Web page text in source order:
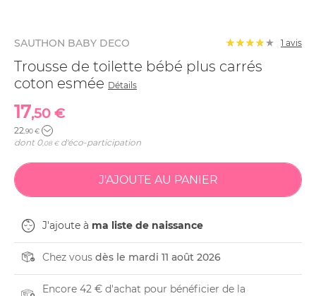
SAUTHON BABY DECO 1 avis
Trousse de toilette bébé plus carrés
coton esmée Détails
17,50 €
22,90 €
dont 0,08 €d'éco-participation
J'ajoute à ma liste de naissance
Chez vous dès le mardi 11 août 2026
Encore 42 € d'achat pour bénéficier de la